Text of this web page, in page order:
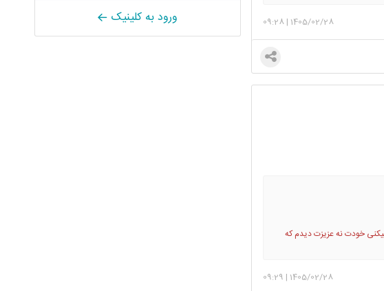
1405/02/28
|
09:28
خودت نه عزیزت دیدم که
آدما رو دیدم که
از هیچ کس بعید1405/02/28
|
09:29
ورود به کلینیک